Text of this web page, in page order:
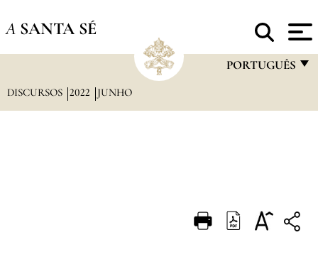
A SANTA SÉ
PORTUGUÊS
DEUTSCH
DISCURSOS 2022 JUNHO